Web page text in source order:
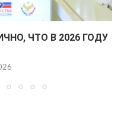
ЧТО В 2026 ГОДУ